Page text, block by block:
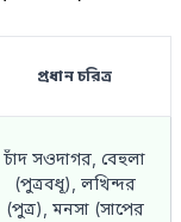
প্রধান চরিত্র
চাঁদ সওদাগর, বেহুলা
(পুত্রবধূ), লখিন্দর
(পুত্র), মনসা (সাপের